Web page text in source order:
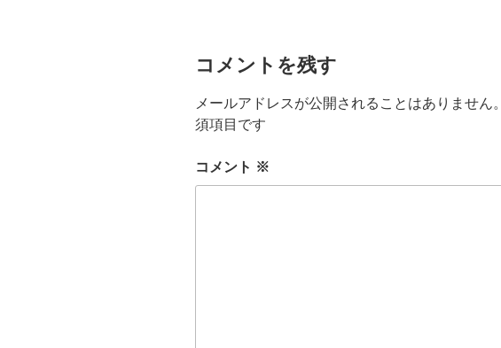
コメントを残す
メールアドレスが公開されることはありません。
須項目です
コメント ※